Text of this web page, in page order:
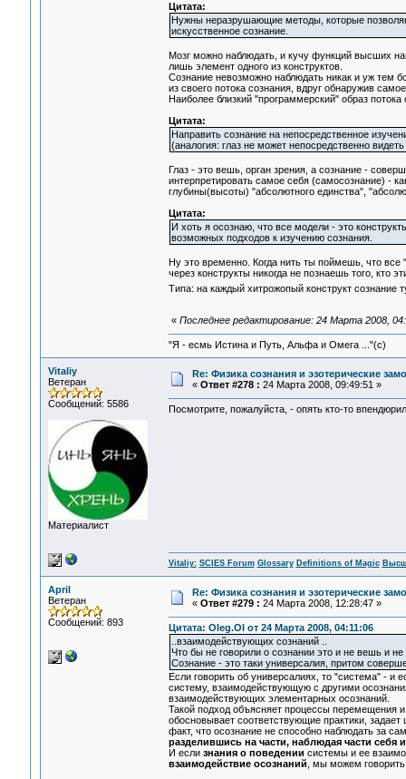
Цитата:
Нужны неразрушающие методы, которые
искусственное сознание.
Мозг можно наблюдать, и кучу функций высших
лишь элемент одного из конструктов.
Сознание невозможно наблюдать никак и уж тем
из своего потока сознания, вдруг обнаружив
Наиболее близкий "программерский" образ
Цитата:
Направить сознание на непосредственное
(аналогия: глаз не может непосредственно
Глаз - это вешь, орган зрения, а сознание -
интерпретировать самое себя (самосознание) -
глубины(высоты) "абсолютного единства",
Цитата:
И хоть я осознаю, что все модели - это
возможных подходов к изучению сознания.
Ну это временно. Когда нить ты поймешь, что все
через конструкты никогда не познаешь того, кто
Типа: на каждый хитрожопый конструкт сознание
« Последнее редактирование: 24 Марта 2008,
"Я - есмь Истина и Путь, Альфа и Омега ..."(с)
Vitaliy
Ветеран
Сообщений: 5586
Материалист
Re: Физика сознания и эзотерические
« Ответ #278 : 24 Марта 2008, 09:49:51 »
Посмотрите, пожалуйста, - опять кто-то
Vitaliy: SCIES Forum Glossary Definitions of Magic
April
Ветеран
Сообщений: 893
Re: Физика сознания и эзотерические
« Ответ #279 : 24 Марта 2008, 12:28:47 »
Цитата: Oleg.Ol от 24 Марта 2008, 04:11:06
..взаимодействующих сознаний ..
Что бы не говорили о сознании это и не вешь и не
Сознание - это таки универсалия, притом
Если говорить об универсалиях, то "система" - и
систему, взаимодействующую с другими
взаимодействующих элементарных осознаний.
Такой подход объясняет процессы перемещения
обосновывает соответствующие практики,
факт, что осознание не способно наблюдать за
разделившись на части, наблюдая части себя
И если знания о поведении системы и ее
взаимодействие осознаний , мы можем